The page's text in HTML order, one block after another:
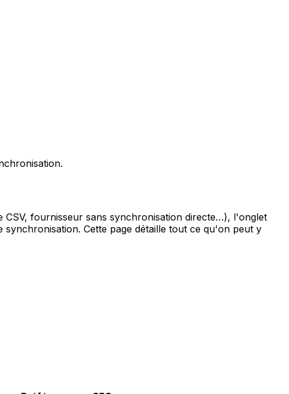
CSV, fournisseur sans synchronisation directe…), l'onglet
synchronisation. Cette page détaille tout ce qu'on peut y